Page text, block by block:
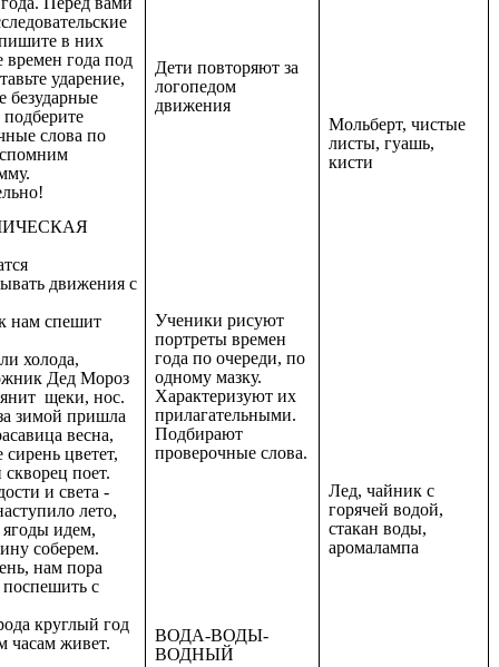
в них
времен года под
ударение,
безударные
слова по
движения с
нам спешит
холода,
Дед Мороз
щеки, нос.
зимой пришла
весна,
цветет,
поет.
и света -
лето,
идем,
соберем.
нам пора
с
круглый год
часам живет.
Дети повторяют за
логопедом
движения
Ученики рисуют
портреты времен
года по очереди, по
одному мазку.
Характеризуют их
прилагательными.
Подбирают
проверочные слова.
ВОДА-ВОДЫ-
ВОДНЫЙ
Мольберт, чистые
листы, гуашь,
кисти
Лед, чайник с
горячей водой,
стакан воды,
аромалампа